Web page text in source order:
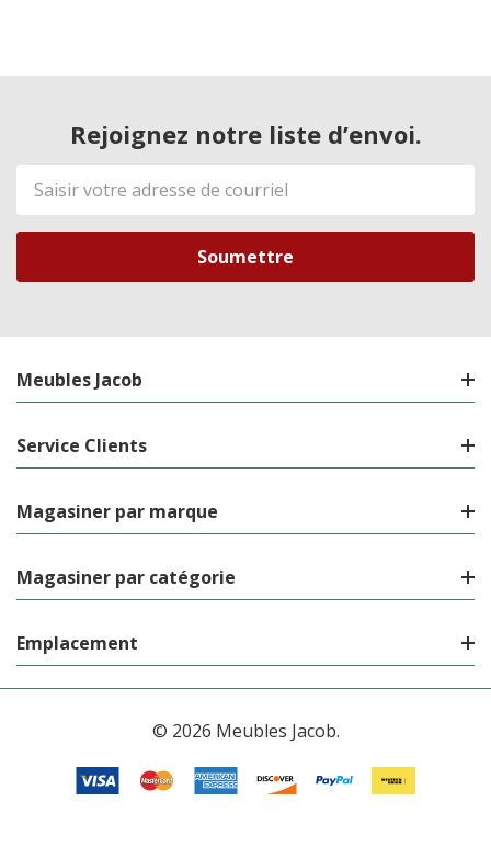
Rejoignez notre liste d’envoi.
Adresse
de
courriel
Meubles Jacob
Service Clients
Magasiner par marque
Magasiner par catégorie
Emplacement
© 2026 Meubles Jacob.